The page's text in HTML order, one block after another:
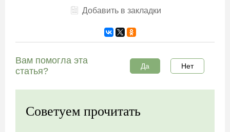
Добавить в закладки
Вам помогла эта
статья?
Да Нет
Советуем прочитать